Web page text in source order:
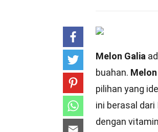
Melon Galia
buahan.
pilihan yang
ini berasal
dengan